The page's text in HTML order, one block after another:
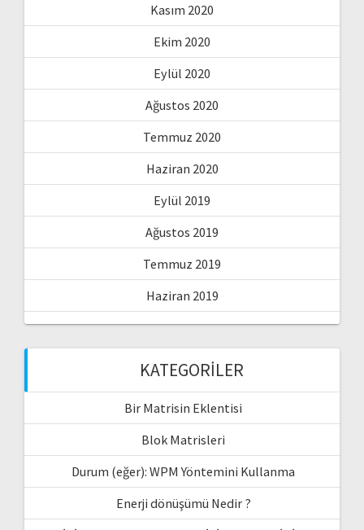
Kasım 2020
Ekim 2020
Eylül 2020
Ağustos 2020
Temmuz 2020
Haziran 2020
Eylül 2019
Ağustos 2019
Temmuz 2019
Haziran 2019
KATEGORILER
Bir Matrisin Eklentisi
Blok Matrisleri
Durum (eğer): WPM Yöntemini Kullanma
Enerji dönüşümü Nedir ?